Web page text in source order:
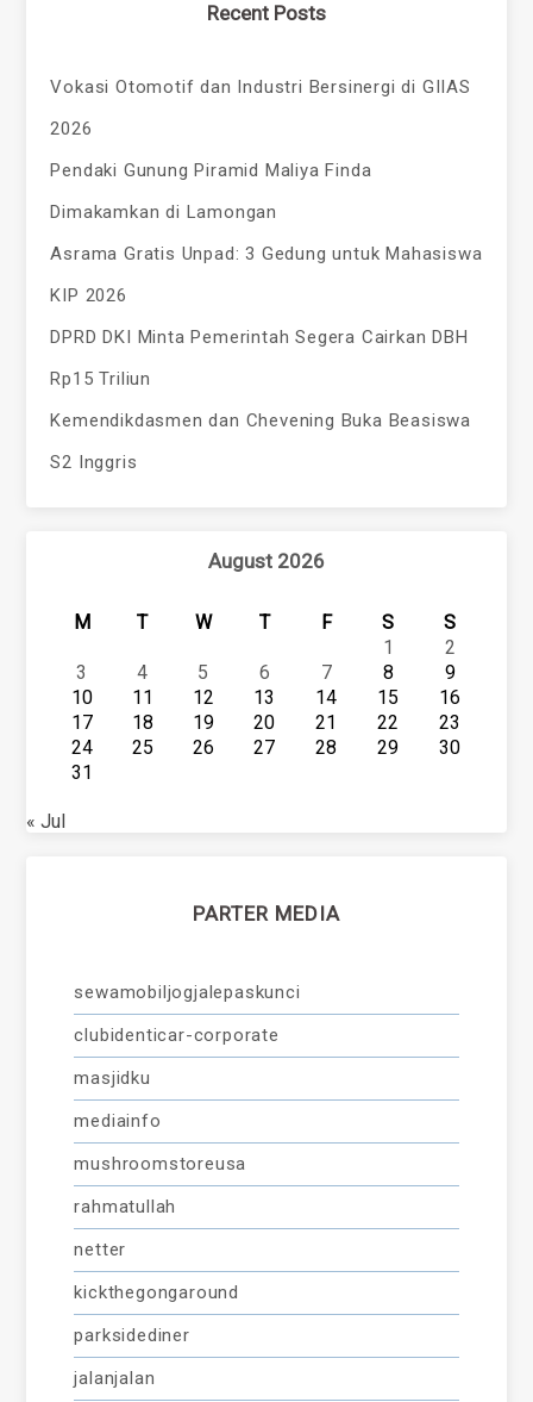
Recent Posts
Vokasi Otomotif dan Industri Bersinergi di GIIAS
2026
Pendaki Gunung Piramid Maliya Finda
Dimakamkan di Lamongan
Asrama Gratis Unpad: 3 Gedung untuk Mahasiswa
KIP 2026
DPRD DKI Minta Pemerintah Segera Cairkan DBH
Rp15 Triliun
Kemendikdasmen dan Chevening Buka Beasiswa
S2 Inggris
August 2026
M T W T F S
S
1
2
3
4 5 6 7 8
9
10
11 12 13 14 15
16
17
18 19 20 21 22
23
24
25 26 27 28 29
30
31
« Jul
PARTER MEDIA
sewamobiljogjalepaskunci
clubidenticar-corporate
masjidku
mediainfo
mushroomstoreusa
rahmatullah
netter
kickthegongaround
parksidediner
jalanjalan